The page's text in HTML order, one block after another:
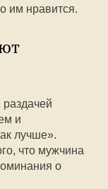
им нравится.
и
лучше».
что мужчина
о